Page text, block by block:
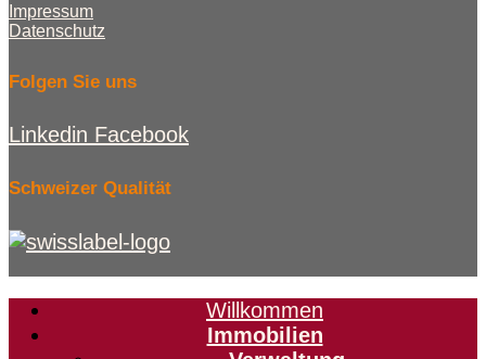
Impressum
Datenschutz
Folgen Sie uns
Linkedin Facebook
Schweizer Qualität
Willkommen
Immobilien